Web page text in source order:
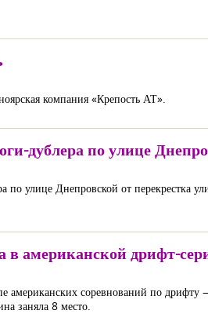
компания «Крепость АТ».
дублера по улице
по улице Днепровской от
в американской дрифт-
американских соревнований по
заняла 8 место.